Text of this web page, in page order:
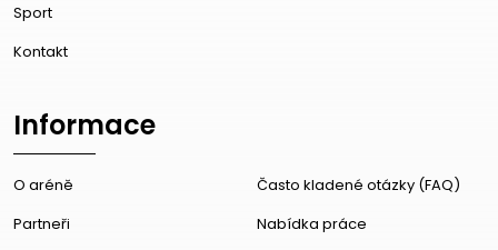
Sport
Kontakt
Informace
O aréně
Partneři
Často kladené otázky (FAQ)
Nabídka práce